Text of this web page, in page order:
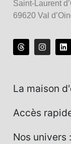
Saint-Laurent
69620 Val
La maison
Accès
Nos univers :